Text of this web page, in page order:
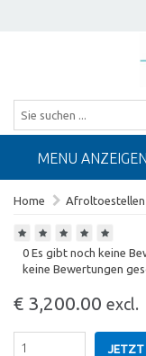
MENU ANZEIGEN
Home Afroltoestellen
0 Es gibt noch keine
keine Bewertungen
€ 3,200.00 excl.
JETZT